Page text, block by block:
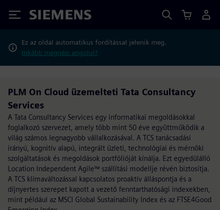
Siemens
Ez az oldal automatikus fordítással jelenik meg.
Inkább megnézi angolul?
PLM On Cloud üzemelteti Tata Consultancy
Services
A Tata Consultancy Services egy informatikai megoldásokkal
foglalkozó szervezet, amely több mint 50 éve együttműködik a
világ számos legnagyobb vállalkozásával. A TCS tanácsadási
irányú, kognitív alapú, integrált üzleti, technológiai és mérnöki
szolgáltatások és megoldások portfólióját kínálja. Ezt egyedülálló
Location Independent Agile™ szállítási modellje révén biztosítja.
A TCS klímaváltozással kapcsolatos proaktív álláspontja és a
díjnyertes szerepet kapott a vezető fenntarthatósági indexekben,
mint például az MSCI Global Sustainability Index és az FTSE4Good